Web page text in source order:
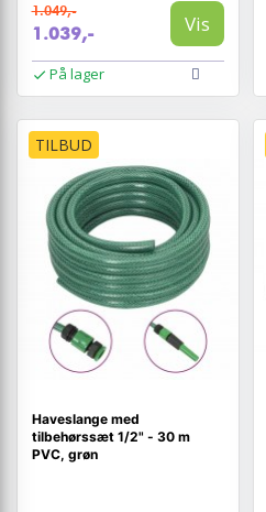
1.049,-
1.039,- Vis
På lager
TILBUD
Haveslange med
tilbehørssæt 1/2" - 30 m
PVC, grøn